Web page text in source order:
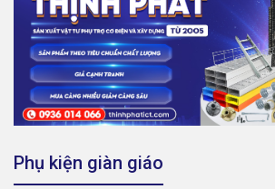
Phụ kiện giàn giáo